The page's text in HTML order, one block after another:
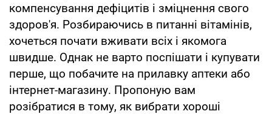
компенсування дефіцитів і зміцнення свого
здоров'я. Розбираючись в питанні вітамінів,
хочеться почати вживати всіх і якомога
швидше. Однак не варто поспішати і купувати
перше, що побачите на прилавку аптеки або
інтернет-магазину. Пропоную вам
розібратися в тому, як вибрати хороші